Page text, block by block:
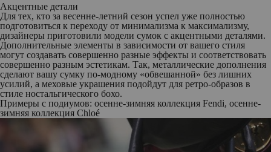
Акцентные детали
Для тех, кто за весенне-летний сезон успел уже полностью
подготовиться к переходу от минимализма к максимализму,
дизайнеры приготовили модели сумок с акцентными деталями.
Дополнительные элементы в зависимости от вашего стиля
могут создавать совершенно разные эффекты и соответствовать
совершенно разным эстетикам. Так, металлические дополнения
сделают вашу сумку по-модному «обвешанной» без лишних
усилий, а меховые украшения подойдут для ретро-образов в
стиле ностальгического бохо.
Примеры с подиумов: осенне-зимняя коллекция Fendi, осенне-
зимняя коллекция Chloé